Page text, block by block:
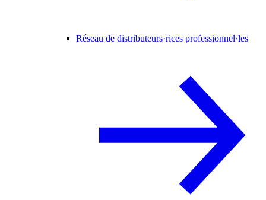
Réseau de distributeurs·rices professionnel·les